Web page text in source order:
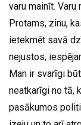
varu mainīt.
Protams, zinu,
ietekmēt savā
nejustos,
Man ir svarīgi
neatkarīgi no tā,
pasākumos